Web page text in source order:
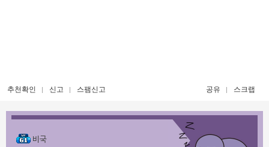
추천확인 신고 스팸신고 공유 스크랩
비국